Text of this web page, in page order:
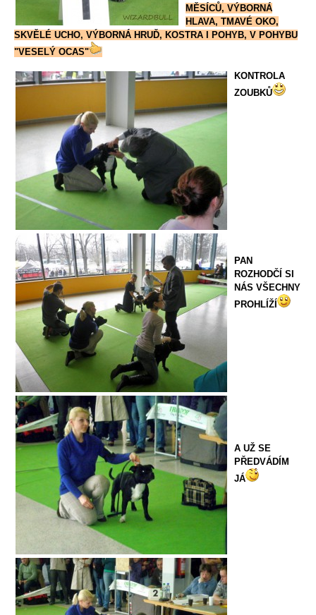
MĚSÍCŮ, VÝBORNÁ
HLAVA, TMAVÉ OKO,
SKVĚLÉ UCHO, VÝBORNÁ HRUĎ, KOSTRA I POHYB, V POHYBU
"VESELÝ OCAS"
KONTROLA
ZOUBKŮ
PAN
ROZHODČÍ SI
NÁS VŠECHNY
PROHLÍŽÍ
A UŽ SE
PŘEDVÁDÍM
JÁ